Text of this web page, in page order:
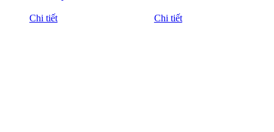
Chi tiết Chi tiết